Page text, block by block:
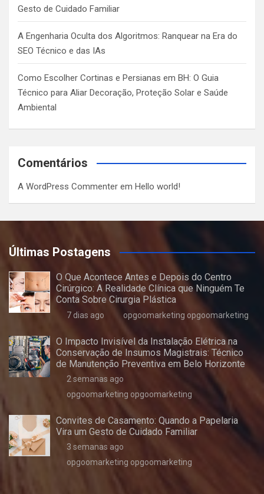
Gesto de Cuidado Familiar
A Engenharia Oculta dos Algoritmos: Ranquear na Era do
SEO Técnico e das IAs
Como Escolher Cortinas e Persianas em BH: O Guia
Técnico para Aliar Decoração, Proteção Solar e Saúde
Ambiental
Comentários
A WordPress Commenter em Hello world!
Últimas Postagens
O Que Acontece Antes e Depois do Centro
Cirúrgico: A Realidade Clínica que Ninguém Te
Conta Sobre Cirurgia Plástica
7 dias ago opgoomarketing opgoomarketing
O Impacto Invisível da Instalação Elétrica na
Conservação de Insumos Magistrais: Técnico
de Manutenção Preventiva em Belo Horizonte
2 semanas ago
opgoomarketing opgoomarketing
Convites de Casamento: Quando a Papelaria
Vira um Gesto de Cuidado Familiar
3 semanas ago
opgoomarketing opgoomarketing